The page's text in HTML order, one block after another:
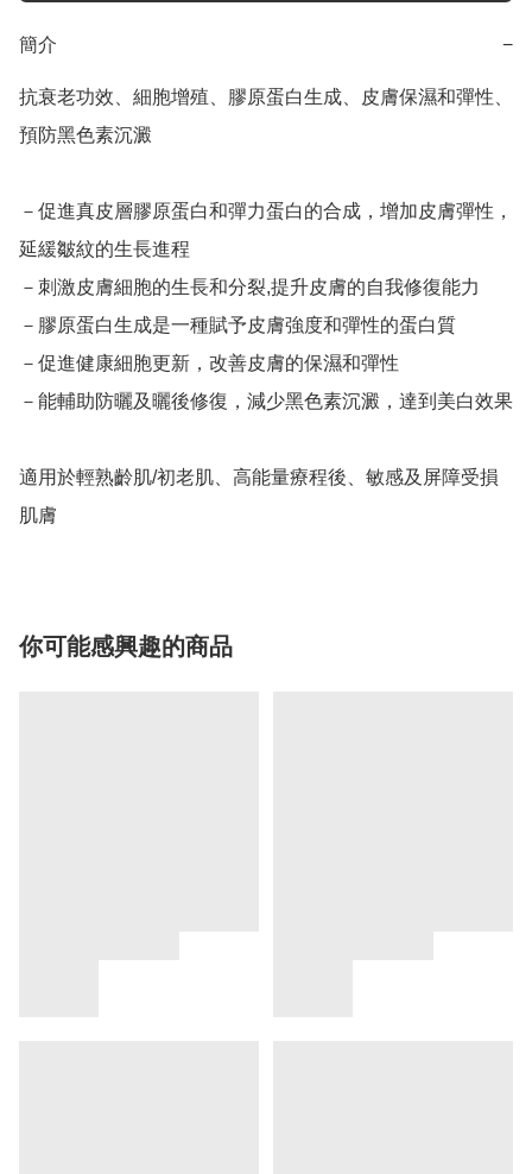
簡介 −
抗衰老功效、細胞增殖、膠原蛋白生成、皮膚保濕和彈性、
預防黑色素沉澱
－促進真皮層膠原蛋白和彈力蛋白的合成，增加皮膚彈性，
延緩皺紋的生長進程
－刺激皮膚細胞的生長和分裂,提升皮膚的自我修復能力
－膠原蛋白生成是一種賦予皮膚強度和彈性的蛋白質
－促進健康細胞更新，改善皮膚的保濕和彈性
－能輔助防曬及曬後修復，減少黑色素沉澱，達到美白效果
適用於輕熟齡肌/初老肌、高能量療程後、敏感及屏障受損
肌膚
你可能感興趣的商品